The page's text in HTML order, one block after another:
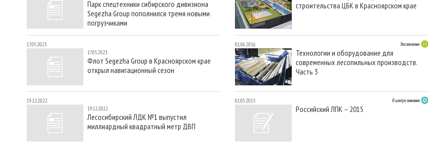
Парк спецтехники сибирского дивизиона
Segezha Group пополнился тремя новыми
погрузчиками
17.05.2023
17.05.2023
Флот Segezha Group в Красноярском крае
открыл навигационный сезон
19.12.2022
19.12.2022
Лесосибирский ЛДК №1 выпустил
миллиардный квадратный метр ДВП
строительства ЦБК в Красноярском крае
01.06.2016 Лесопиление
Технологии и оборудование для
современных лесопильных производств.
Часть 3
01.05.2015 В центре внимания
Российский ЛПК – 2015